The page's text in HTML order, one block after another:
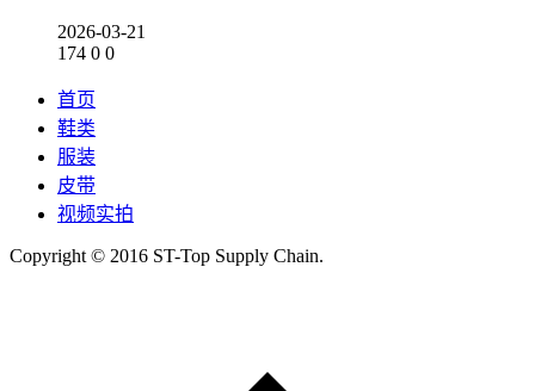
2026-03-21
174 0 0
首页
鞋类
服装
皮带
视频实拍
Copyright © 2016 ST-Top Supply Chain.